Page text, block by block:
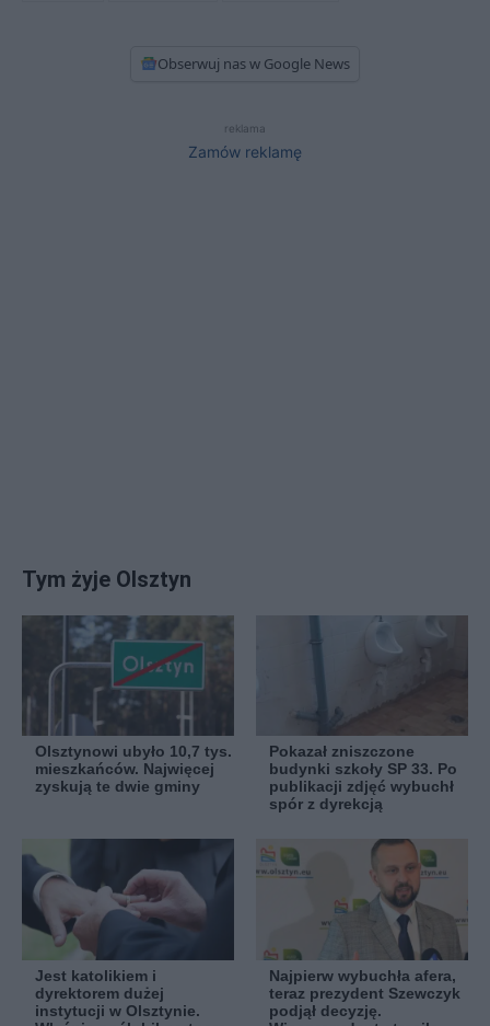
Obserwuj nas w Google News
reklama
Zamów reklamę
Tym żyje Olsztyn
Olsztynowi ubyło 10,7 tys.
mieszkańców. Najwięcej
zyskują te dwie gminy
Pokazał zniszczone
budynki szkoły SP 33. Po
publikacji zdjęć wybuchł
spór z dyrekcją
Jest katolikiem i
dyrektorem dużej
instytucji w Olsztynie.
Najpierw wybuchła afera,
teraz prezydent Szewczyk
podjął decyzję.